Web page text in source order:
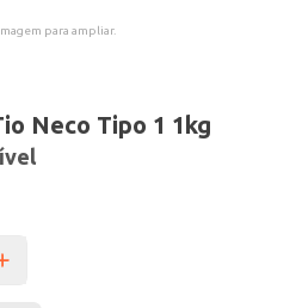
para ampliar.
Neco Tipo 1 1kg